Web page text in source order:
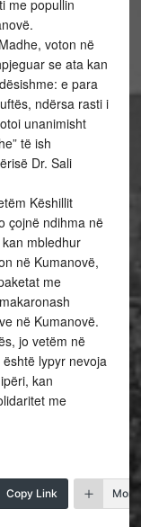
me popullin
voton në
se ata kan
e para
ndërsa rasti i
unanimisht
të ish
Dr. Sali
Këshillit
çojnë ndihma në
mbledhur
në Kumanovë,
me
në Kumanovë.
jo vetëm në
lypyr nevoja
kan
me
Copy Link More